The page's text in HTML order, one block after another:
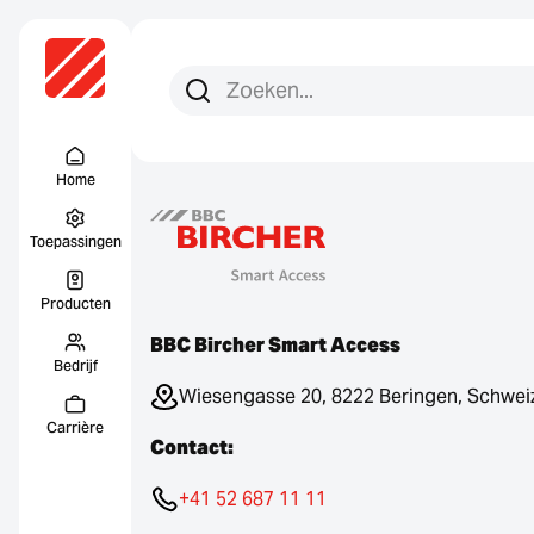
Home
Toepassingen
Producten
Bedrijf
Carrière
Zoeken:
Zoek op
BBC Bircher Smart Access
Wiesengasse 20, 8222 Beringen,
Contact:
+41 52 687 11 11